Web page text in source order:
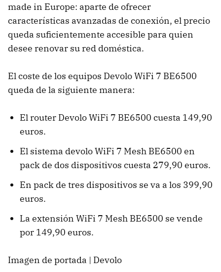
made in Europe: aparte de ofrecer
características avanzadas de conexión, el precio
queda suficientemente accesible para quien
desee renovar su red doméstica.
El coste de los equipos Devolo WiFi 7 BE6500
queda de la siguiente manera:
El router Devolo WiFi 7 BE6500 cuesta 149,90
euros.
El sistema devolo WiFi 7 Mesh BE6500 en
pack de dos dispositivos cuesta 279,90 euros.
En pack de tres dispositivos se va a los 399,90
euros.
La extensión WiFi 7 Mesh BE6500 se vende
por 149,90 euros.
Imagen de portada | Devolo